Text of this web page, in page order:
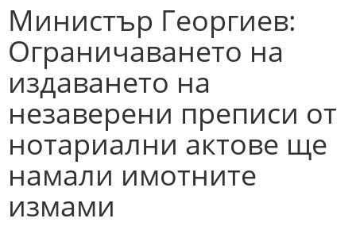
Министър Георгиев:
Ограничаването на
издаването на
незаверени преписи от
нотариални актове ще
намали имотните
измами